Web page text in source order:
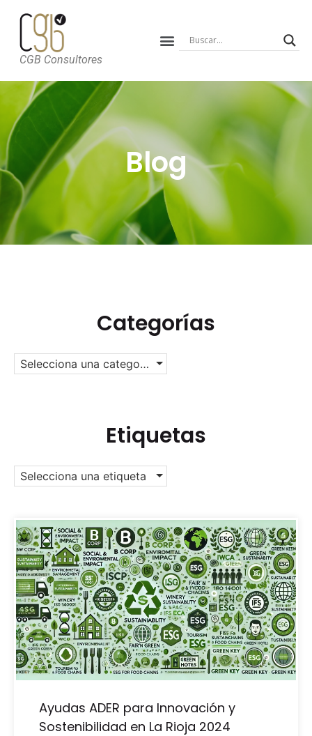
CGB Consultores
Blog
Categorías
Selecciona una categoría
Etiquetas
Selecciona una etiqueta
Ayudas ADER para Innovación y
Sostenibilidad en La Rioja 2024